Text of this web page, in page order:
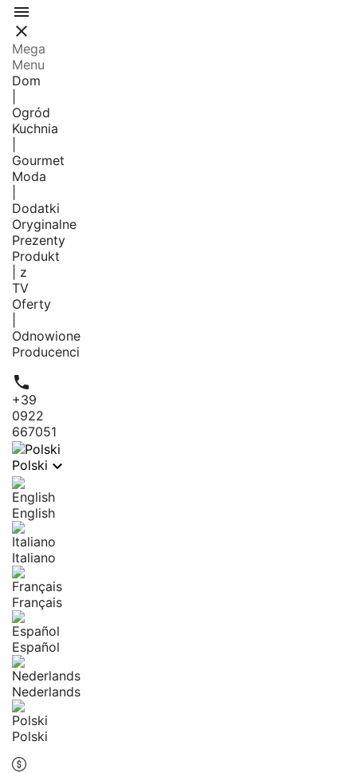


Mega
Menu
Dom
Ogród
Kuchnia
Gourmet
Moda
Dodatki
Oryginalne
Prezenty
Produkt
| z
TV
Oferty
Odnowione
Producenci

+39
0922
667051
Polski 
English
Italiano
Français
Español
Nederlands
Polski